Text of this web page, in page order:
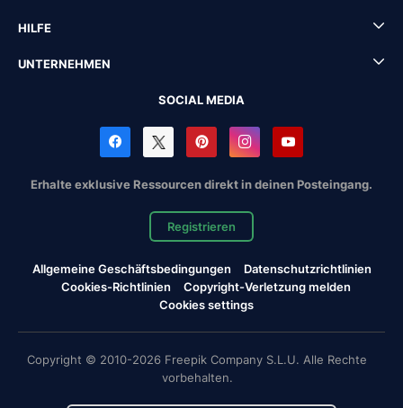
HILFE
UNTERNEHMEN
SOCIAL MEDIA
Erhalte exklusive Ressourcen direkt in deinen Posteingang.
Registrieren
Allgemeine Geschäftsbedingungen
Datenschutzrichtlinien
Cookies-Richtlinien
Copyright-Verletzung melden
Cookies settings
Copyright © 2010-2026 Freepik Company S.L.U. Alle Rechte
vorbehalten.